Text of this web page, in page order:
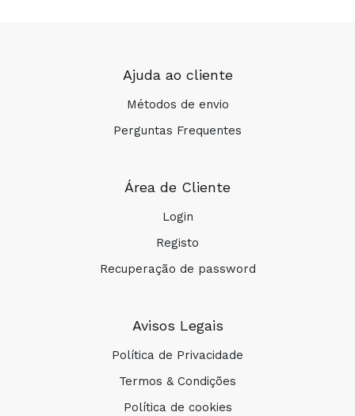
Ajuda ao cliente
Métodos de envio
Perguntas Frequentes
Área de Cliente
Login
Registo
Recuperação de password
Avisos Legais
Política de Privacidade
Termos & Condições
Política de cookies